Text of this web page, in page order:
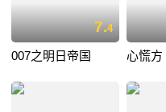
7.4
007之明日帝国 心慌方